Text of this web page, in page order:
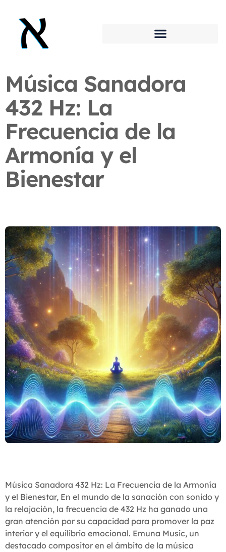
Música Sanadora
432 Hz: La
Frecuencia de la
Armonía y el
Bienestar
Música Sanadora 432 Hz: La Frecuencia de la Armonía
y el Bienestar, En el mundo de la sanación con sonido y
la relajación, la frecuencia de 432 Hz ha ganado una
gran atención por su capacidad para promover la paz
interior y el equilibrio emocional. Emuna Music, un
destacado compositor en el ámbito de la música